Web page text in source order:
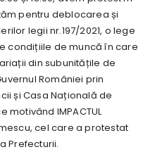
pentru deblocarea și
legii nr.197/2021, o lege
condițiile de muncă în care
din subunitățile de
României prin
și Casa Națională de
motivând IMPACTUL
cel care a protestat
Prefecturii.